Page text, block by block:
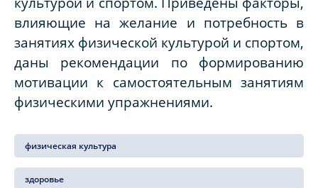
влияющие на желание и потребность в
занятиях физической культурой и спортом,
даны рекомендации по формированию
мотивации к самостоятельным занятиям
физическими упражнениями.
физическая культура
здоровье